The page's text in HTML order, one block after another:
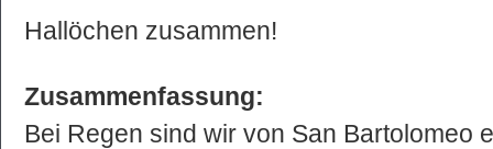
Hallöchen zusammen!
Zusammenfassung:
Bei Regen sind wir von San Bartolomeo